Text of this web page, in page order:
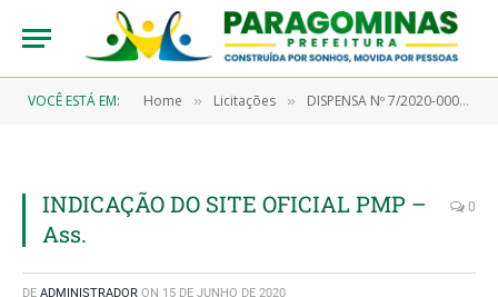
VOCÊ ESTÁ EM: Home » Licitações » DISPENSA Nº 7/2020-00039 (Aquisição de material farmacológico)
INDICAÇÃO DO SITE OFICIAL PMP –
Ass.
0
DE ADMINISTRADOR ON 15 DE JUNHO DE 2020